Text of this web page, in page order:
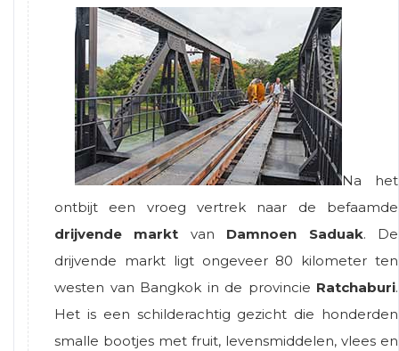
Na het
ontbijt een vroeg vertrek naar de befaamde
drijvende markt van Damnoen Saduak. De
drijvende markt ligt ongeveer 80 kilometer ten
westen van Bangkok in de provincie Ratchaburi.
Het is een schilderachtig gezicht die honderden
smalle bootjes met fruit, levensmiddelen, vlees en